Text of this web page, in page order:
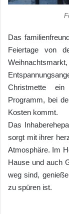
Das
Feiertage von
Christmette ein
Programm, bei
Kosten kommt.
Das
sorgt mit ihrer
Atmosphäre. Im
Hause und auch
weg sind,
zu spüren ist.